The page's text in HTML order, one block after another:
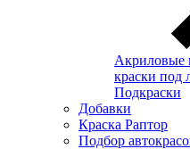
Акриловые
краски под
Подкраски
Добавки
Краска Раптор
Подбор